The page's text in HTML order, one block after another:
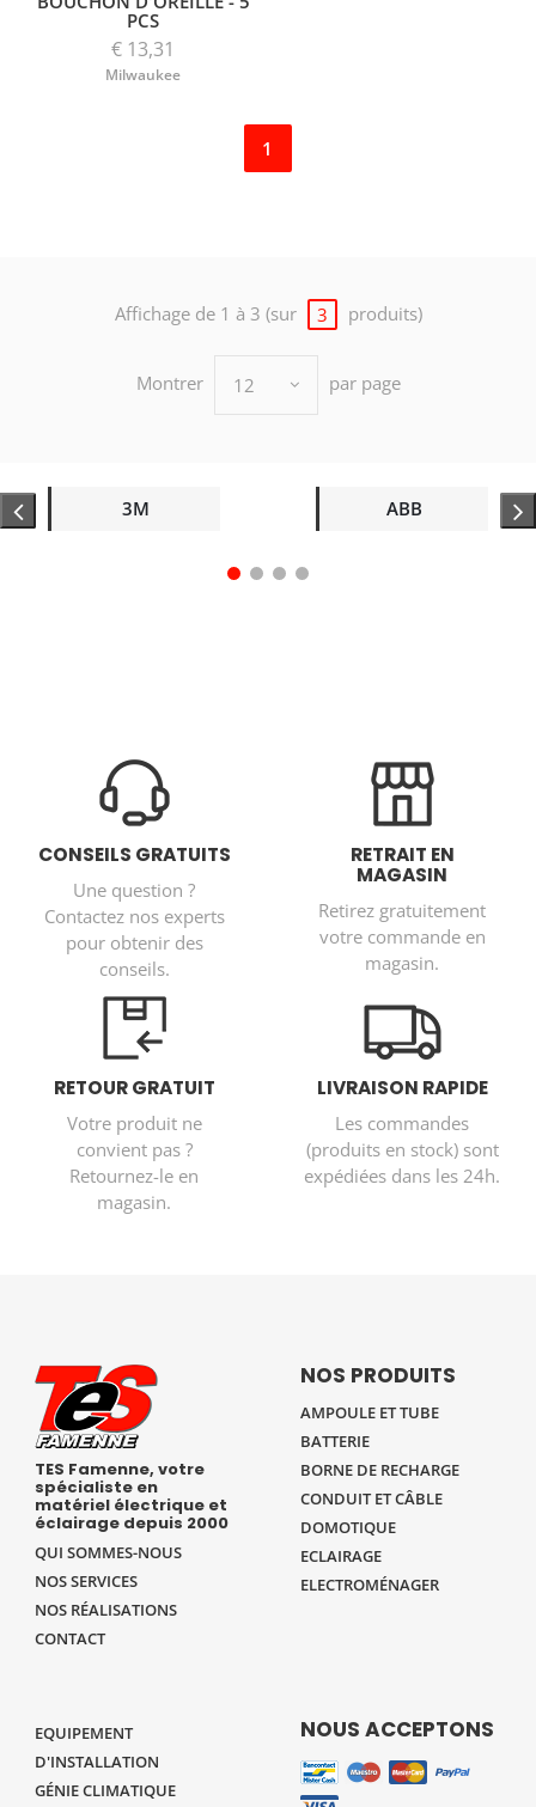
PCS
€ 13,31
Milwaukee
1
Affichage de 1 à 3 (sur 3 produits)
Montrer 12 par page
3M ABB
CONSEILS GRATUITS
Une question ?
Contactez nos experts
pour obtenir des
conseils.
RETRAIT EN
MAGASIN
Retirez gratuitement
votre commande en
magasin.
RETOUR GRATUIT
Votre produit ne
convient pas ?
Retournez-le en
magasin.
LIVRAISON RAPIDE
Les commandes
(produits en stock) sont
expédiées dans les 24h.
TES Famenne, votre
spécialiste en
matériel électrique et
éclairage depuis 2000
QUI SOMMES-NOUS
NOS SERVICES
NOS RÉALISATIONS
CONTACT
NOS PRODUITS
AMPOULE ET TUBE
BATTERIE
BORNE DE RECHARGE
CONDUIT ET CÂBLE
DOMOTIQUE
ECLAIRAGE
ELECTROMÉNAGER
EQUIPEMENT
D'INSTALLATION
GÉNIE CLIMATIQUE
NOUS ACCEPTONS